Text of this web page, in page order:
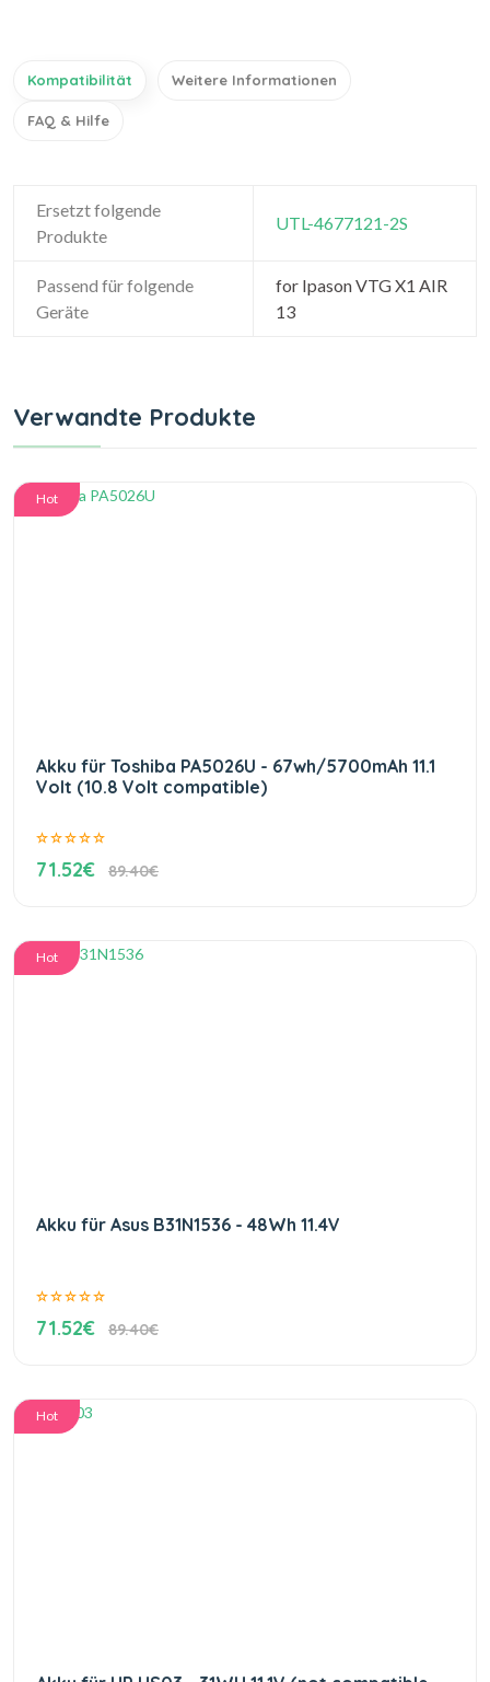
Kompatibilität Weitere Informationen
FAQ & Hilfe
Ersetzt folgende
Produkte
UTL-4677121-2S
Passend für folgende
Geräte
for Ipason VTG X1 AIR
13
Verwandte Produkte
Hot
Akku für Toshiba PA5026U - 67wh/5700mAh 11.1
Volt (10.8 Volt compatible)
71.52€ 89.40€
Hot
Akku für Asus B31N1536 - 48Wh 11.4V
71.52€ 89.40€
Hot